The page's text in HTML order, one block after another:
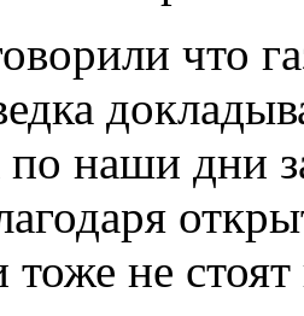
что
по наши дни
тоже не